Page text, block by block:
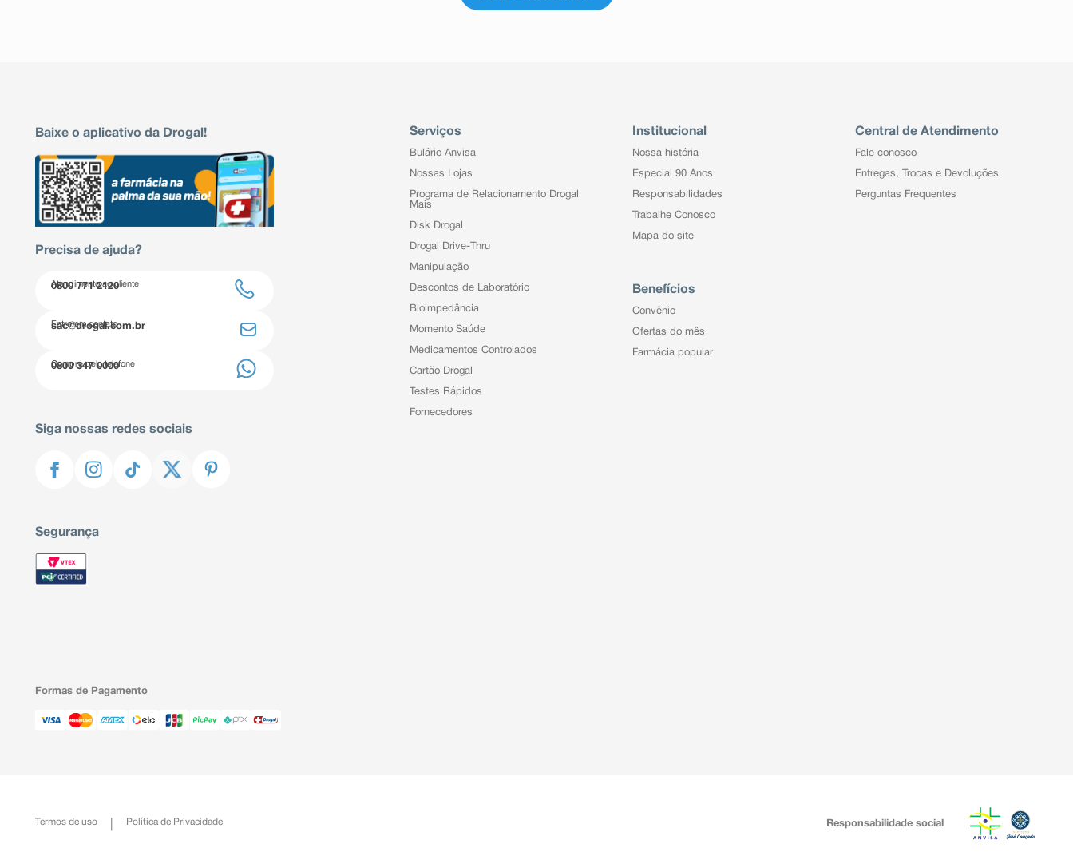
Baixe o aplicativo da Drogal!
Precisa de ajuda?
Atendimento ao cliente
0800 771 2120
Entre em contato
sac@drogal.com.br
Compre pelo telefone
0800 347 0000
Siga nossas redes sociais
Segurança
Serviços
Bulário Anvisa
Nossas Lojas
Programa de Relacionamento Drogal
Mais
Disk Drogal
Drogal Drive-Thru
Manipulação
Descontos de Laboratório
Bioimpedância
Momento Saúde
Medicamentos Controlados
Cartão Drogal
Testes Rápidos
Fornecedores
Institucional
Nossa história
Especial 90 Anos
Responsabilidades
Trabalhe Conosco
Mapa do site
Benefícios
Convênio
Ofertas do mês
Farmácia popular
Central de Atendimento
Fale conosco
Entregas, Trocas e Devoluções
Perguntas Frequentes
Formas de Pagamento
Termos de uso Política de Privacidade Responsabilidade social